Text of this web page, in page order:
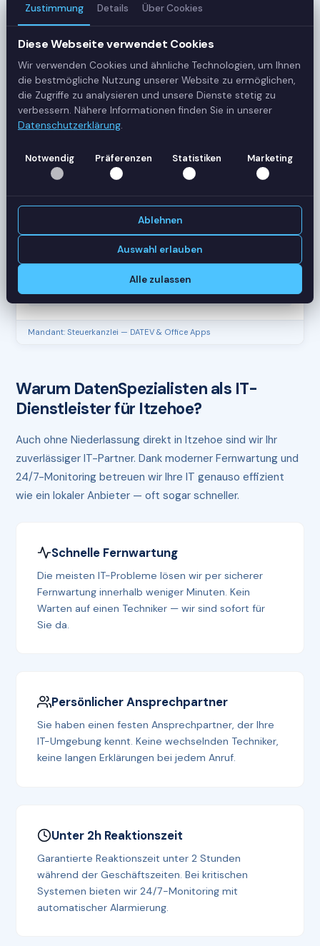
3
42
Sessions
SERVER-AUSLASTUNG
RDS-SRV01
18 Sessions
RAM
78%
RDS-SRV02
14 Sessions
RAM
61%
Mandant: Steuerkanzlei — DATEV & Office Apps
Warum DatenSpezialisten als IT-
Dienstleister für Itzehoe?
Auch ohne Niederlassung direkt in Itzehoe sind wir Ihr
zuverlässiger IT-Partner. Dank moderner Fernwartung und
24/7-Monitoring betreuen wir Ihre IT genauso effizient
wie ein lokaler Anbieter — oft sogar schneller.
Schnelle Fernwartung
Die meisten IT-Probleme lösen wir per sicherer
Fernwartung innerhalb weniger Minuten. Kein
Warten auf einen Techniker — wir sind sofort für
Sie da.
Persönlicher Ansprechpartner
Sie haben einen festen Ansprechpartner, der Ihre
IT-Umgebung kennt. Keine wechselnden Techniker,
keine langen Erklärungen bei jedem Anruf.
Unter 2h Reaktionszeit
Garantierte Reaktionszeit unter 2 Stunden
während der Geschäftszeiten. Bei kritischen
Systemen bieten wir 24/7-Monitoring mit
automatischer Alarmierung.
Zustimmung Details Über Cookies
Diese Webseite verwendet Cookies
Wir verwenden Cookies und ähnliche Technologien, um Ihnen
die bestmögliche Nutzung unserer Website zu ermöglichen,
die Zugriffe zu analysieren und unsere Dienste stetig zu
verbessern. Nähere Informationen finden Sie in unserer
Datenschutzerklärung.
Notwendig Präferenzen Statistiken Marketing
Ablehnen
Auswahl erlauben
Alle zulassen